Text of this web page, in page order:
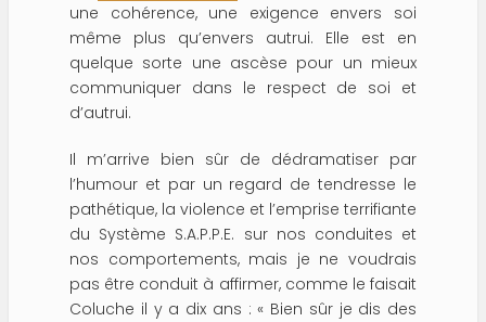
une cohérence, une exigence envers soi
même plus qu’envers autrui. Elle est en
quelque sorte une ascèse pour un mieux
communiquer dans le respect de soi et
d’autrui.
Il m’arrive bien sûr de dédramatiser par
l’humour et par un regard de tendresse le
pathétique, la violence et l’emprise terrifiante
du Système S.A.P.P.E. sur nos conduites et
nos comportements, mais je ne voudrais
pas être conduit à affirmer, comme le faisait
Coluche il y a dix ans : « Bien sûr je dis des